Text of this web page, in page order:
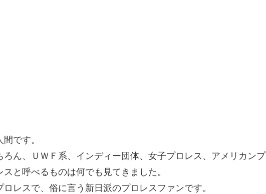
です。
ん、ＵＷＦ系、インディー団体、女子プロレス、アメリカンプ
と呼べるものは何でも見てきました。
レスで、俗に言う新日派のプロレスファンです。